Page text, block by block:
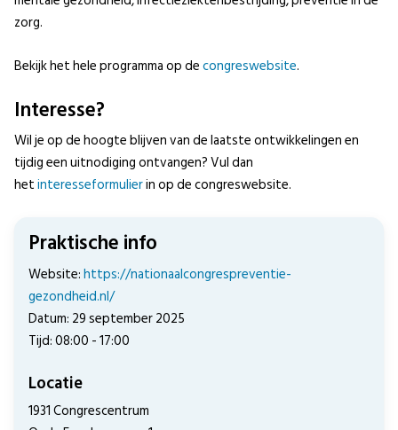
zorg.
Bekijk het hele programma op decongreswebsite.
Interesse?
Wil je op de hoogte blijven van de laatste ontwikkelingen en
tijdig een uitnodiging ontvangen? Vul dan
hetinteresseformulierin op de congreswebsite.
Praktische info
Website:https://nationaalcongrespreventie-
gezondheid.nl/
Datum: 29 september 2025
Tijd: 08:00 - 17:00
Locatie
1931 Congrescentrum